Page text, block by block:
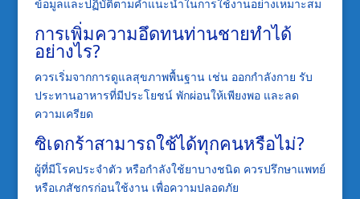
ข้อมูลและปฏิบัติตามคำแนะนำในการใช้งานอย่างเหมาะสม
การเพิ่มความอึดทนท่านชายทำได้
อย่างไร?
ควรเริ่มจากการดูแลสุขภาพพื้นฐาน เช่น ออกกำลังกาย รับ
ประทานอาหารที่มีประโยชน์ พักผ่อนให้เพียงพอ และลด
ความเครียด
ซิเดกร้าสามารถใช้ได้ทุกคนหรือไม่?
ผู้ที่มีโรคประจำตัว หรือกำลังใช้ยาบางชนิด ควรปรึกษาแพทย์
หรือเภสัชกรก่อนใช้งาน เพื่อความปลอดภัย